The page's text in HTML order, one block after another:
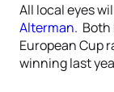
All local eyes
Alterman. Both
European Cup
winning last